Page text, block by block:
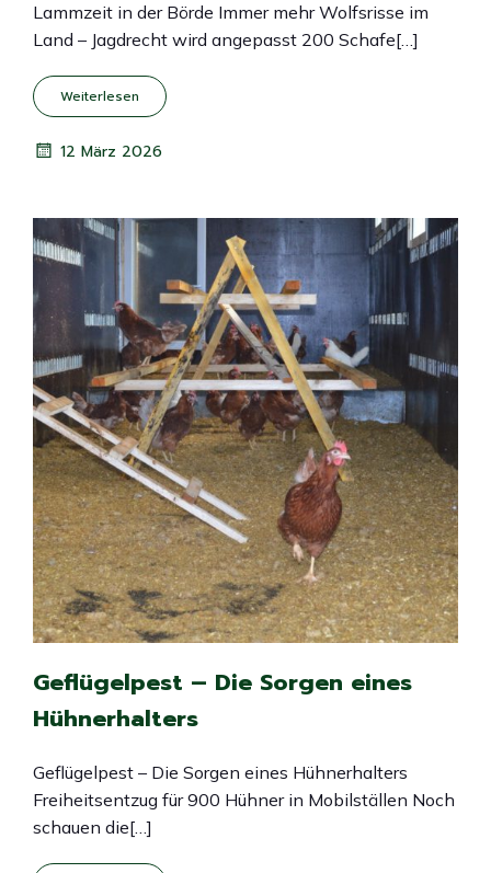
Lammzeit in der Börde Immer mehr Wolfsrisse im
Land – Jagdrecht wird angepasst 200 Schafe[…]
Weiterlesen
12 März 2026
Geflügelpest – Die Sorgen eines
Hühnerhalters
Geflügelpest – Die Sorgen eines Hühnerhalters
Freiheitsentzug für 900 Hühner in Mobilställen Noch
schauen die[…]